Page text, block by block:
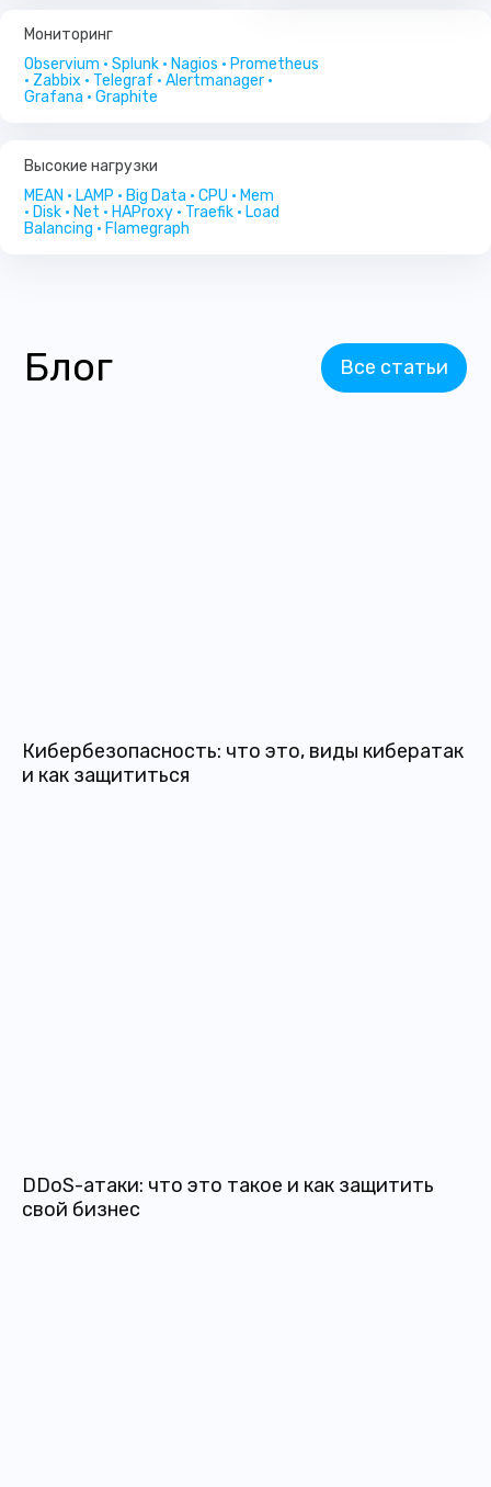
MEAN • LAMP • Big Data • CPU • Mem
• Disk • Net • HAProxy • Traefik • Load
Balancing • Flamegraph
Observium • Splunk • Nagios • Prometheus
• Zabbix • Telegraf • Alertmanager •
Grafana • Graphite
Мониторинг
Высокие нагрузки
Блог Все статьи
Кибербезопасность: что это, виды кибератак
и как защититься
DDoS-атаки: что это такое и как защитить
свой бизнес